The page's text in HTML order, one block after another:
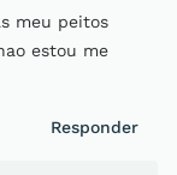
meu peitos
estou me
Responder